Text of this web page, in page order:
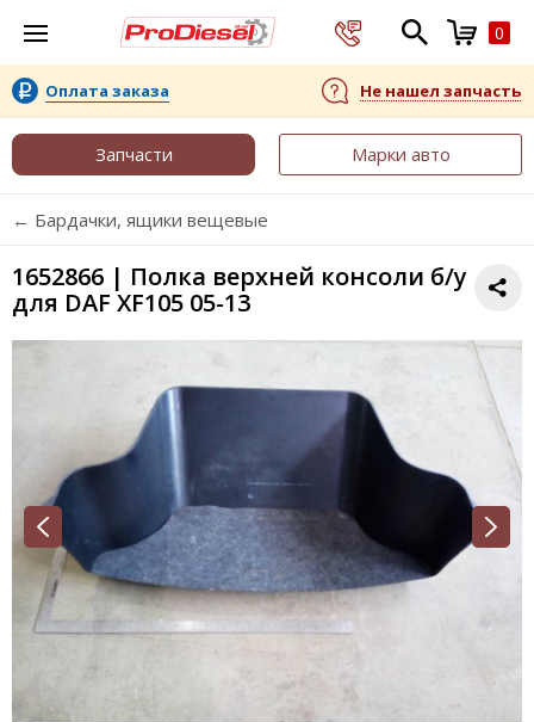
0
Оплата заказа Не нашел запчасть
Запчасти Марки авто
← Бардачки, ящики вещевые
1652866 | Полка верхней консоли б/у
для DAF XF105 05-13